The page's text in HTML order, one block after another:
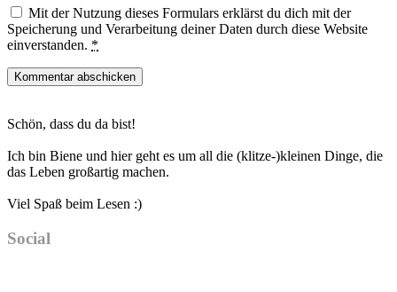
Mit der Nutzung dieses Formulars erklärst du dich mit der
Speicherung und Verarbeitung deiner Daten durch diese Website
einverstanden. *
Sidebar
Schön, dass du da bist!
Ich bin Biene und hier geht es um all die (klitze-)kleinen Dinge, die
das Leben großartig machen.
Viel Spaß beim Lesen :)
Social